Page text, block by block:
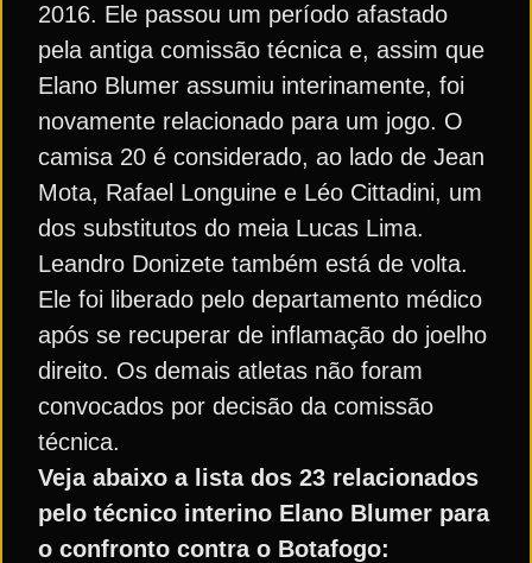
2016. Ele passou um período afastado
pela antiga comissão técnica e, assim que
Elano Blumer assumiu interinamente, foi
novamente relacionado para um jogo. O
camisa 20 é considerado, ao lado de Jean
Mota, Rafael Longuine e Léo Cittadini, um
dos substitutos do meia Lucas Lima.
Leandro Donizete também está de volta.
Ele foi liberado pelo departamento médico
após se recuperar de inflamação do joelho
direito. Os demais atletas não foram
convocados por decisão da comissão
técnica.
Veja abaixo a lista dos 23 relacionados
pelo técnico interino Elano Blumer para
o confronto contra o Botafogo: